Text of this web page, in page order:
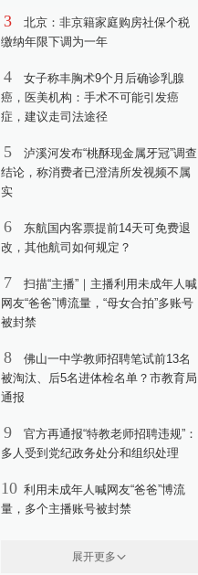
3
北京：非京籍家庭购房社保个税
缴纳年限下调为一年
4
女子称丰胸术9个月后确诊乳腺
癌，医美机构：手术不可能引发癌
症，建议走司法途径
5
泸溪河发布“桃酥现金属牙冠”调查
结论，称消费者已澄清所发视频不属
实
6
东航国内客票提前14天可免费退
改，其他航司如何规定？
7
扫描“主播”｜主播利用未成年人喊
网友“爸爸”博流量，“母女合拍”多账号
被封禁
8
佛山一中学教师招聘笔试前13名
被淘汰、后5名进体检名单？市教育局
通报
9
官方再通报“特教老师招聘违规”：
多人受到党纪政务处分和组织处理
10 利用未成年人喊网友“爸爸”博流
量，多个主播账号被封禁
展开更多